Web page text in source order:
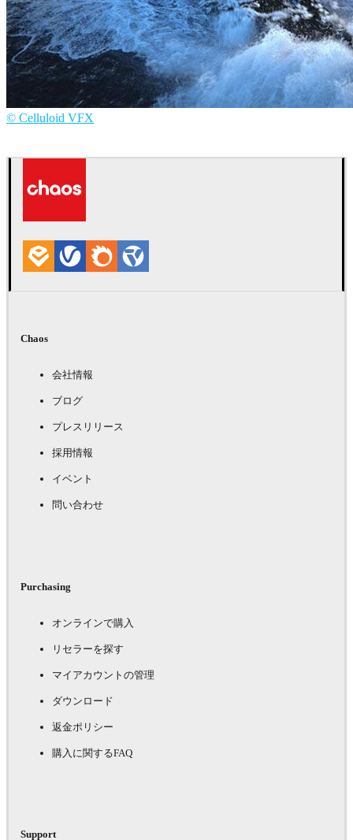
© Celluloid VFX
Chaos
会社情報
ブログ
プレスリリース
採用情報
イベント
問い合わせ
Purchasing
オンラインで購入
リセラーを探す
マイアカウントの管理
ダウンロード
返金ポリシー
購入に関するFAQ
Support